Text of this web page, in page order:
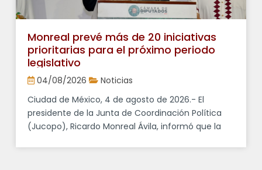
Monreal prevé más de 20 iniciativas
prioritarias para el próximo periodo
legislativo
04/08/2026
Noticias
Ciudad de México, 4 de agosto de 2026.- El
presidente de la Junta de Coordinación Política
(Jucopo), Ricardo Monreal Ávila, informó que la